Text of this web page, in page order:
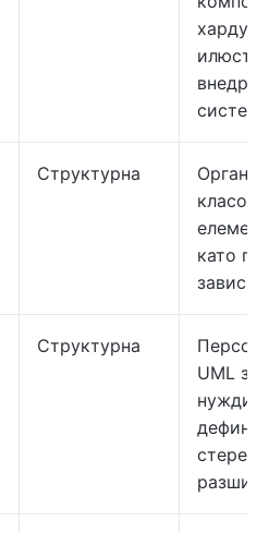
Структурна
като
Структурна
UML за
нужди,